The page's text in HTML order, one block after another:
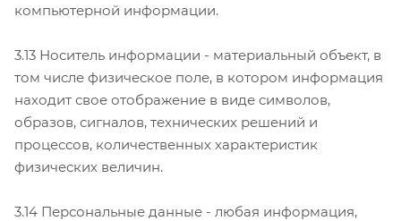
компьютерной информации.
3.13 Носитель информации - материальный объект, в
том числе физическое поле, в котором информация
находит свое отображение в виде символов,
образов, сигналов, технических решений и
процессов, количественных характеристик
физических величин.
3.14 Персональные данные - любая информация,